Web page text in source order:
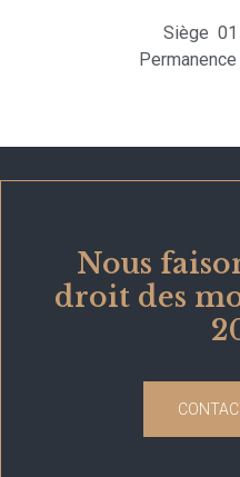
Siège 01
Nous
droit des